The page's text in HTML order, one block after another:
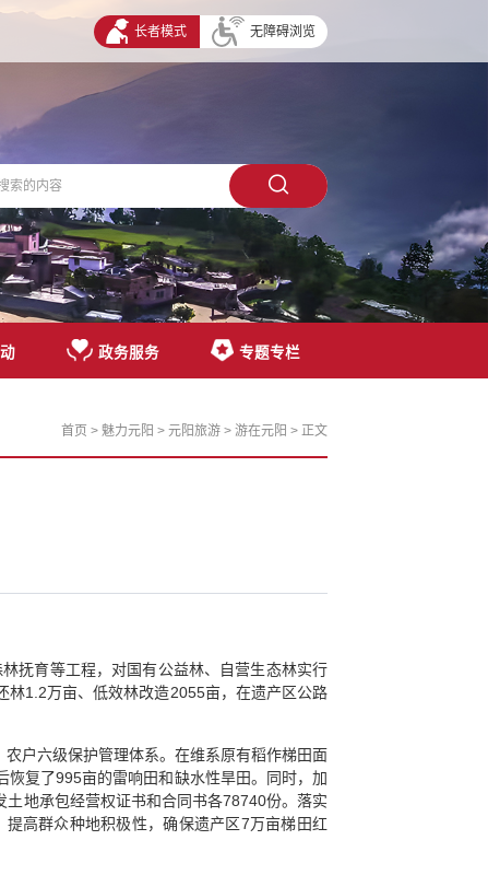
长者模式 无障碍浏览
政务服务 专题专栏
首页 > 魅力元阳 > 元阳旅游 > 游在元阳 > 正文
抚育等工程，对国有公益林、自营生态林实行
林1.2万亩、低效林改造2055亩，在遗产区公路
户六级保护管理体系。在维系原有稻作梯田面
复了995亩的雷响田和缺水性旱田。同时，加
地承包经营权证书和合同书各78740份。落实
高群众种地积极性，确保遗产区7万亩梯田红